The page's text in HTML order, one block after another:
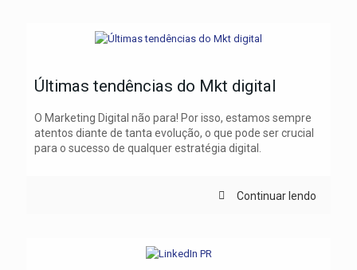
Últimas tendências do Mkt digital
O Marketing Digital não para! Por isso, estamos sempre
atentos diante de tanta evolução, o que pode ser crucial
para o sucesso de qualquer estratégia digital.
Continuar lendo